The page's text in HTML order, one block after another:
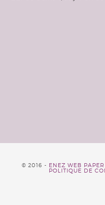
© 2016 - ENEZ WEB
POLITIQUE DE